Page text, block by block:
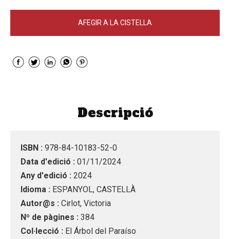
AFEGIR A LA CISTELLA
Descripció
ISBN : 978-84-10183-52-0
Data d'edició : 01/11/2024
Any d'edició : 2024
Idioma : ESPANYOL, CASTELLÀ
Autor@s : Cirlot, Victoria
Nº de pàgines : 384
Col·lecció : El Árbol del Paraíso